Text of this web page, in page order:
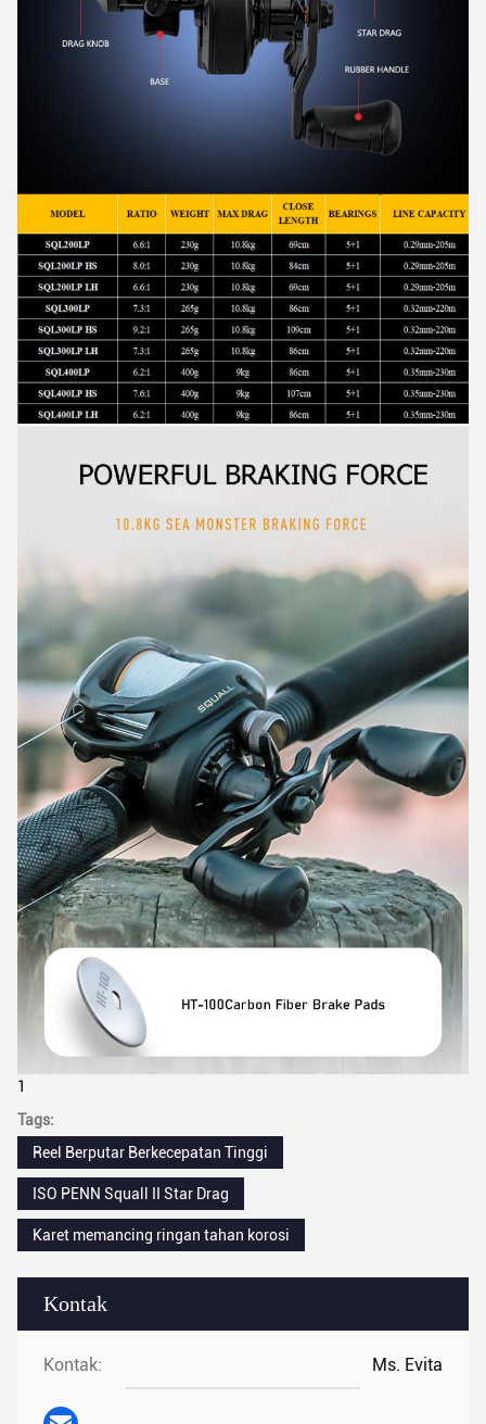
Kontak
Kontak: Ms. Evita
1
Tags:
Reel Berputar Berkecepatan Tinggi
ISO PENN Squall II Star Drag
Karet memancing ringan tahan korosi